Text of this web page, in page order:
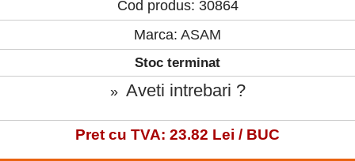
Cod produs: 30864
Marca: ASAM
Stoc terminat
» Aveti intrebari ?
Pret cu TVA: 23.82 Lei / BUC